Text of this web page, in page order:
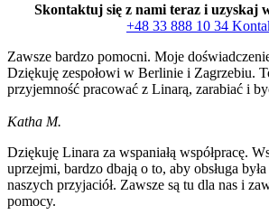
Skontaktuj się z nami teraz i uzyskaj
+48 33 888 10 34
Zawsze bardzo pomocni. Moje
Dziękuję zespołowi w Berlinie i Zagrzebiu.
przyjemność pracować z Linarą, zarabiać i
Katha M.
Dziękuję Linara za wspaniałą współpracę.
uprzejmi, bardzo dbają o to, aby obsługa
naszych przyjaciół. Zawsze są tu dla nas i
pomocy.